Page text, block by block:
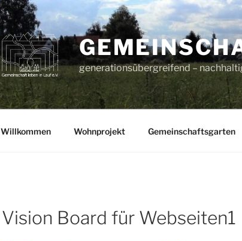
generationsübergreifend –
Willkommen Wohnprojekt Gemeinschaftsgarten
Vision Board für Webseiten1